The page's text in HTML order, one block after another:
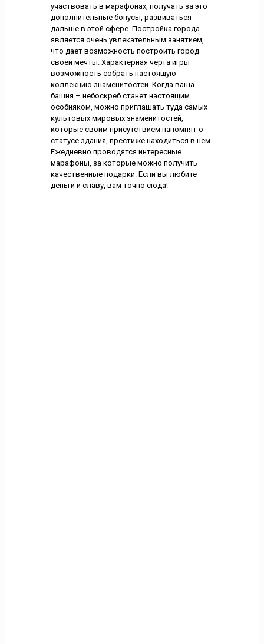
участвовать в марафонах, получать за это
дополнительные бонусы, развиваться
дальше в этой сфере. Постройка города
является очень увлекательным занятием,
что дает возможность построить город
своей мечты. Характерная черта игры –
возможность собрать настоящую
коллекцию знаменитостей. Когда ваша
башня – небоскреб станет настоящим
особняком, можно приглашать туда самых
культовых мировых знаменитостей,
которые своим присутствием напомнят о
статусе здания, престиже находиться в нем.
Ежедневно проводятся интересные
марафоны, за которые можно получить
качественные подарки. Если вы любите
деньги и славу, вам точно сюда!